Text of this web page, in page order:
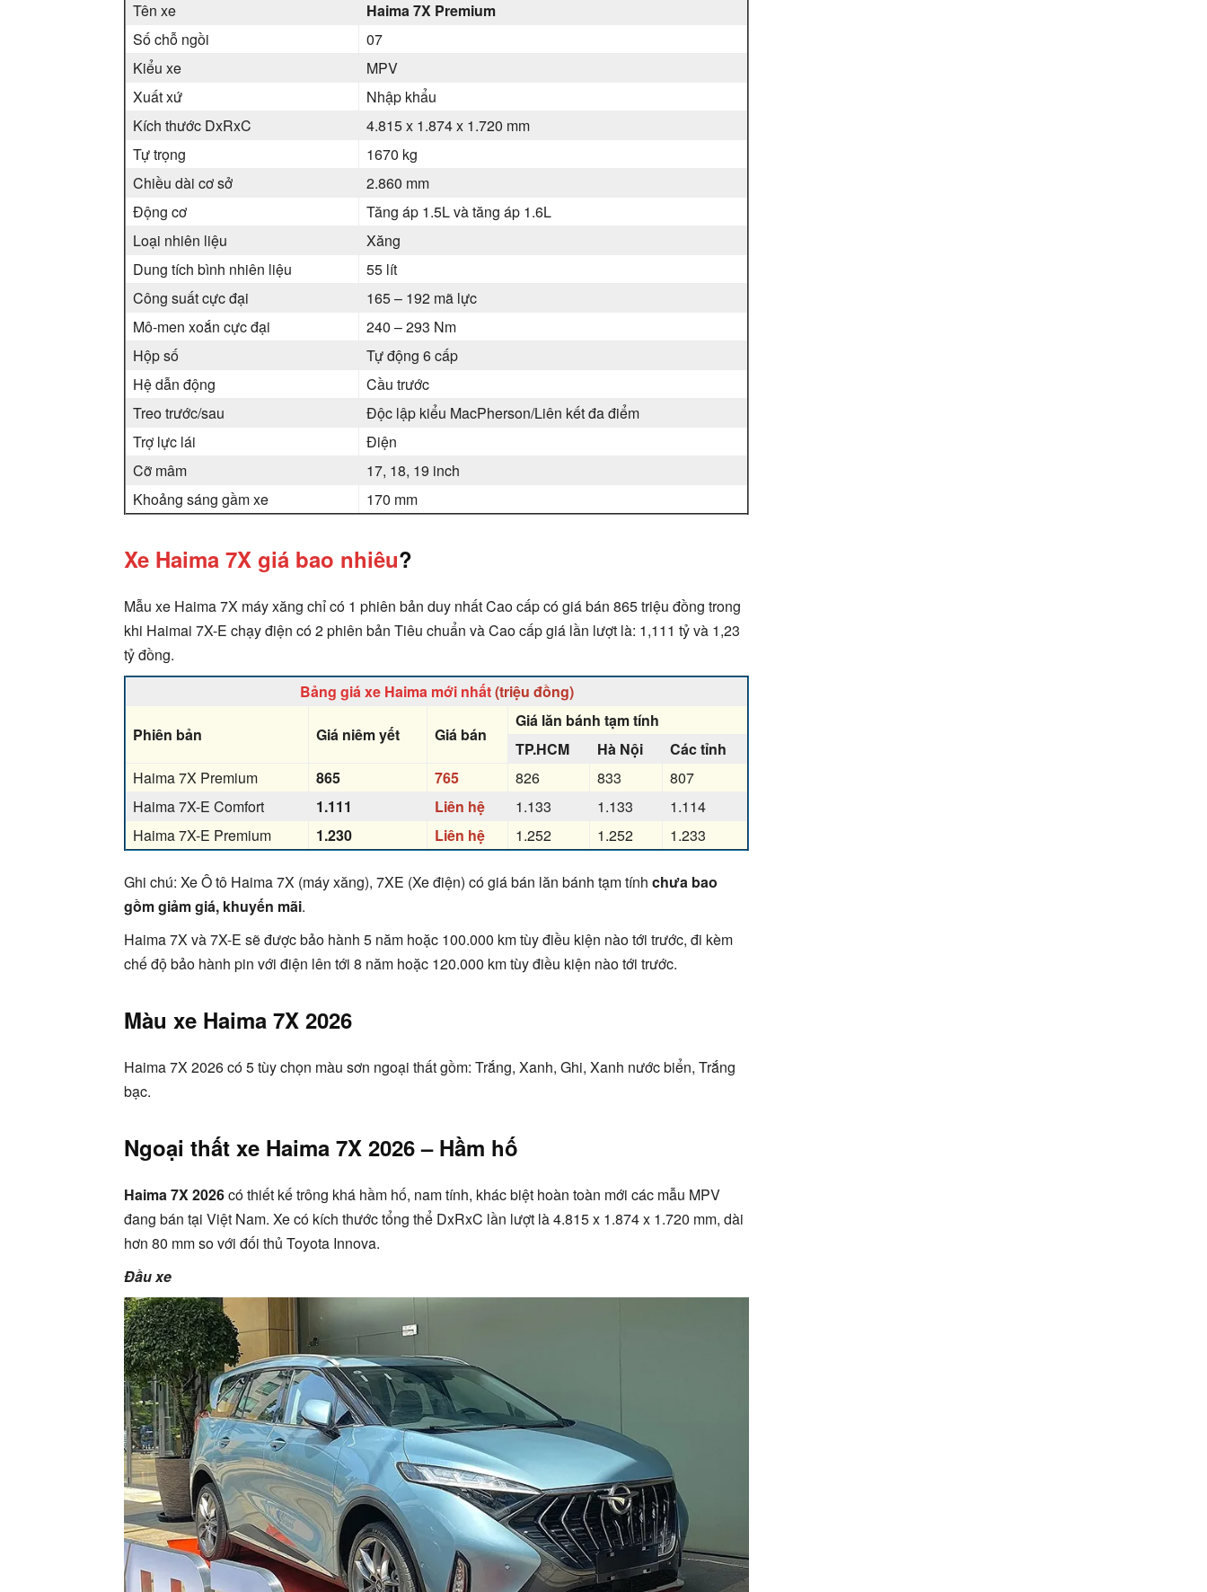
Tên xe
Haima 7X Premium
Số chỗ ngồi
07
Kiểu xe
MPV
Xuất xứ
Nhập khẩu
Kích thước DxRxC
4.815 x 1.874 x 1.720 mm
Tự trọng
1670 kg
Chiều dài cơ sở
2.860 mm
Động cơ
Tăng áp 1.5L và tăng áp 1.6L
Loại nhiên liệu
Xăng
Dung tích bình nhiên liệu
55 lít
Công suất cực đại
165 – 192 mã lực
Mô-men xoắn cực đại
240 – 293 Nm
Hộp số
Tự động 6 cấp
Hệ dẫn động
Cầu trước
Treo trước/sau
Độc lập kiểu MacPherson/Liên kết đa điểm
Trợ lực lái
Điện
Cỡ mâm
17, 18, 19 inch
Khoảng sáng gầm xe
170 mm
Xe Haima 7X giá bao nhiêu?
Mẫu xe Haima 7X máy xăng chỉ có 1 phiên bản duy nhất Cao cấp có giá bán 865 triệu đồng trong
khi Haimai 7X-E chạy điện có 2 phiên bản Tiêu chuẩn và Cao cấp giá lần lượt là: 1,111 tỷ và 1,23
tỷ đồng.
Bảng giá xe Haima mới nhất(triệu đồng)
Phiên bản Giá niêm yết Giá bán
Giá lăn bánh tạm tính
TP.HCM
Hà Nội
Các tỉnh
Haima 7X Premium
865 765 826 833
807
Haima 7X-E Comfort
1.111 Liên hệ 1.133 1.133
1.114
Haima 7X-E Premium
1.230 Liên hệ 1.252 1.252 1.233
Ghi chú: Xe Ô tô Haima7X (máy xăng), 7XE (Xe điện) có giá bán lăn bánh tạm tính chưa bao
gồm giảm giá, khuyến mãi.
Haima 7X và 7X-E sẽ được bảo hành 5 năm hoặc 100.000 km tùy điều kiện nào tới trước, đi kèm
chế độ bảo hành pin với điện lên tới 8 năm hoặc 120.000 km tùy điều kiện nào tới trước.
Màu xe Haima 7X 2026
Haima 7X 2026 có 5 tùy chọn màu sơn ngoại thất gồm: Trắng, Xanh, Ghi, Xanh nước biển, Trắng
bạc.
Ngoại thất xe Haima 7X 2026 – Hầm hố
Haima 7X 2026có thiết kế trông khá hầm hố, nam tính, khác biệt hoàn toàn mới các mẫu MPV
đang bán tại Việt Nam. Xe có kích thước tổng thể DxRxC lần lượt là 4.815 x 1.874 x 1.720 mm, dài
hơn 80 mm so với đối thủ Toyota Innova.
Đầu xe